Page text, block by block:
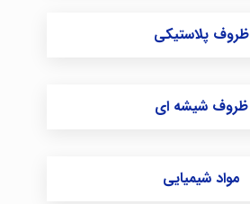
ظروف پلاستیکی
ظروف شیشه ای
مواد شیمیایی